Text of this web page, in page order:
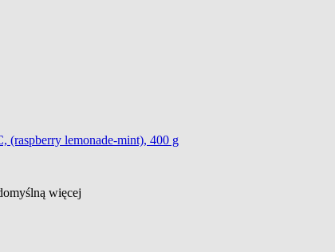
(raspberry lemonade-mint), 400 g
więcej